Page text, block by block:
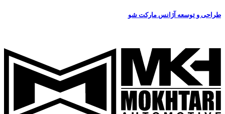
طراحی و توسعه آژانس مارکت شو